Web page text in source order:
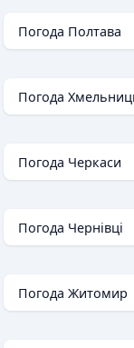
Погода Полтава
Погода
Погода Черкаси
Погода Чернівці
Погода Житомир